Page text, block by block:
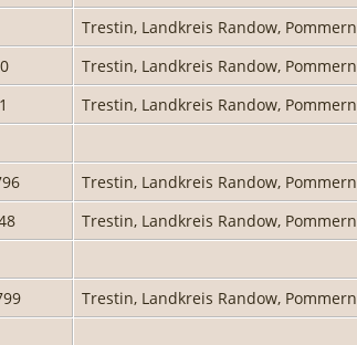
Trestin, Landkreis Randow, Pommern
Trestin, Landkreis Randow, Pommern
Trestin, Landkreis Randow, Pommern
Trestin, Landkreis Randow, Pommern
Trestin, Landkreis Randow, Pommern
Trestin, Landkreis Randow, Pommern